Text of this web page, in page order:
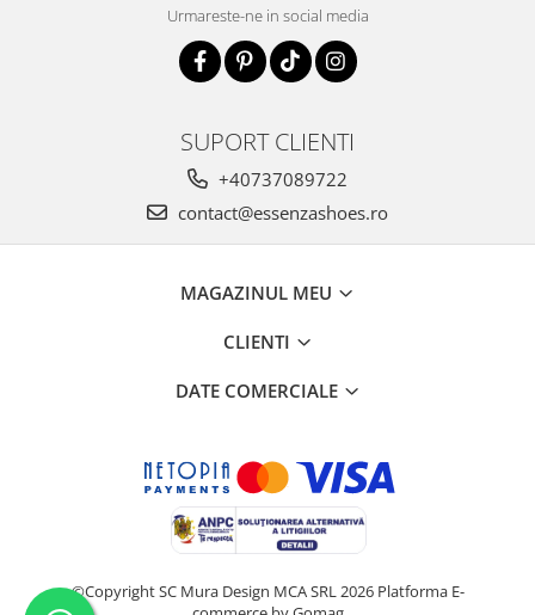
Urmareste-ne in social media
SUPORT CLIENTI
+40737089722
contact@essenzashoes.ro
MAGAZINUL MEU
CLIENTI
DATE COMERCIALE
©Copyright SC Mura Design MCA SRL 2026 Platforma E-